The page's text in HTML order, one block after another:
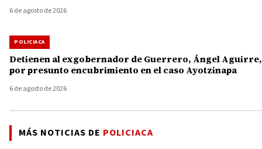
6 de agosto de 2026
POLICIACA
Detienen al exgobernador de Guerrero, Ángel Aguirre,
por presunto encubrimiento en el caso Ayotzinapa
6 de agosto de 2026
MÁS NOTICIAS DE POLICIACA